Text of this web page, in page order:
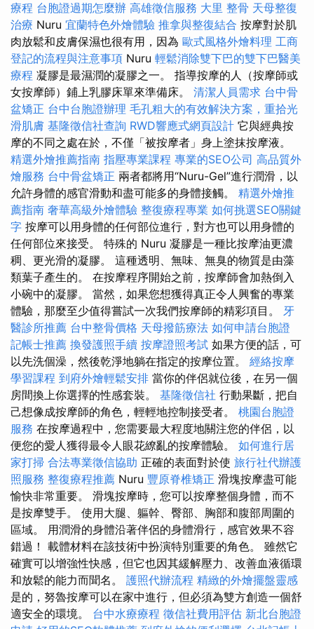
療程 台胞證過期怎麼辦 高雄徵信服務 大里 整骨 天母整復
治療 Nuru 宜蘭特色外燴體驗 推拿與整復結合 按摩對於肌
肉放鬆和皮膚保濕也很有用，因為 歐式風格外燴料理 工商
登記的流程與注意事項 Nuru 輕鬆消除雙下巴的雙下巴醫美
療程 凝膠是最濕潤的凝膠之一。 指導按摩的人（按摩師或
女按摩師）鋪上乳膠床單來準備床。 清潔人員需求 台中骨
盆矯正 台中台胞證辦理 毛孔粗大的有效解決方案，重拾光
滑肌膚 基隆徵信社查詢 RWD響應式網頁設計 它與經典按
摩的不同之處在於，不僅「被按摩者」身上塗抹按摩液。
精選外燴推薦指南 指壓專業課程 專業的SEO公司 高品質外
燴服務 台中骨盆矯正 兩者都將用“Nuru-Gel”進行潤滑，以
允許身體的感官滑動和盡可能多的身體接觸。 精選外燴推
薦指南 奢華高級外燴體驗 整復療程專業 如何挑選SEO關鍵
字 按摩可以用身體的任何部位進行，對方也可以用身體的
任何部位來接受。 特殊的 Nuru 凝膠是一種比按摩油更濃
稠、更光滑的凝膠。 這種透明、無味、無臭的物質是由藻
類葉子產生的。 在按摩程序開始之前，按摩師會加熱倒入
小碗中的凝膠。 當然，如果您想獲得真正令人興奮的專業
體驗，那麼至少值得嘗試一次我們按摩師的精彩項目。 牙
醫診所推薦 台中整骨價格 天母撥筋療法 如何申請台胞證
記帳士推薦 換發護照手續 按摩證照考試 如果方便的話，可
以先洗個澡，然後乾淨地躺在指定的按摩位置。 經絡按摩
學習課程 到府外燴輕鬆安排 當你的伴侶就位後，在另一個
房間換上你選擇的性感套裝。 基隆徵信社 行動果斷，把自
己想像成按摩師的角色，輕輕地控制接受者。 桃園台胞證
服務 在按摩過程中，您需要最大程度地關注您的伴侶，以
便您的愛人獲得最令人眼花繚亂的按摩體驗。 如何進行居
家打掃 合法專業徵信協助 正確的表面對於使 旅行社代辦護
照服務 整復療程推薦 Nuru 豐原脊椎矯正 滑塊按摩盡可能
愉快非常重要。 滑塊按摩時，您可以按摩整個身體，而不
是按摩雙手。 使用大腿、軀幹、臀部、胸部和腹部周圍的
區域。 用潤滑的身體沿著伴侶的身體滑行，感官效果不容
錯過！ 載體材料在該技術中扮演特別重要的角色。 雖然它
確實可以增強性快感，但它也因其緩解壓力、改善血液循環
和放鬆的能力而聞名。 護照代辦流程 精緻的外燴擺盤靈感
是的，努魯按摩可以在家中進行，但必須為雙方創造一個舒
適安全的環境。 台中水療療程 徵信社費用評估 新北台胞證